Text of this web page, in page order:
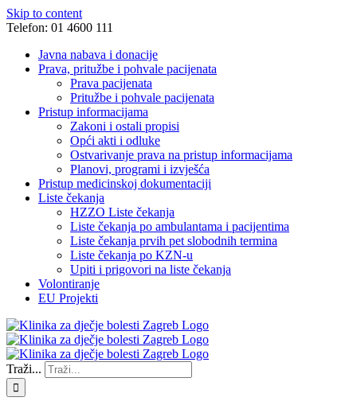
Skip to content
Telefon: 01 4600 111
Javna nabava i donacije
Prava, pritužbe i pohvale pacijenata
Prava pacijenata
Pritužbe i pohvale pacijenata
Pristup informacijama
Zakoni i ostali propisi
Opći akti i odluke
Ostvarivanje prava na pristup informacijama
Planovi, programi i izvješća
Pristup medicinskoj dokumentaciji
Liste čekanja
HZZO Liste čekanja
Liste čekanja po ambulantama i pacijentima
Liste čekanja prvih pet slobodnih termina
Liste čekanja po KZN-u
Upiti i prigovori na liste čekanja
Volontiranje
EU Projekti
Traži...